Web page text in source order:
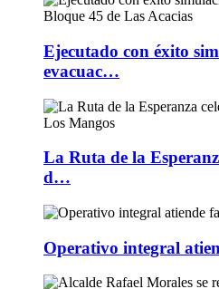
Ejecutado con éxito
evacuac…
La Ruta de la
d…
Operativo integral